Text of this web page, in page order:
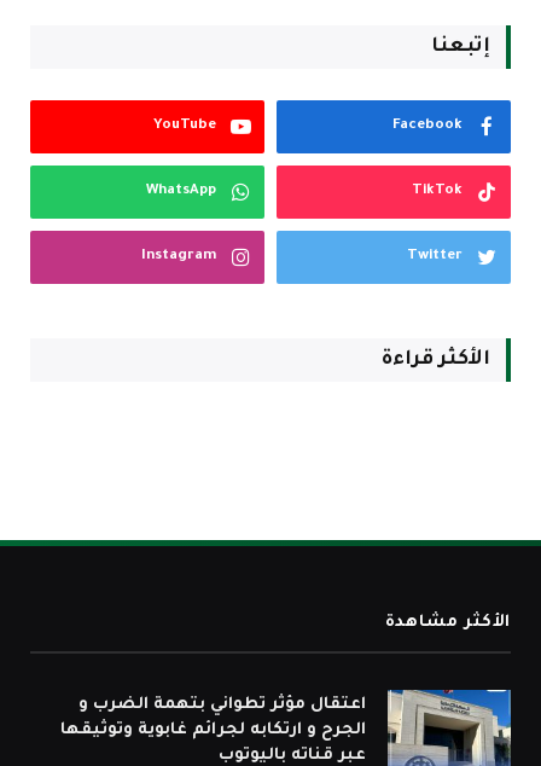
إتبعنا
Facebook
YouTube
TikTok
WhatsApp
Twitter
Instagram
الأكثر قراءة
الأكثر مشاهدة
اعتقال مؤثر تطواني بتهمة الضرب و
الجرح و ارتكابه لجرائم غابوية وتوثيقها
عبر قناته باليوتوب